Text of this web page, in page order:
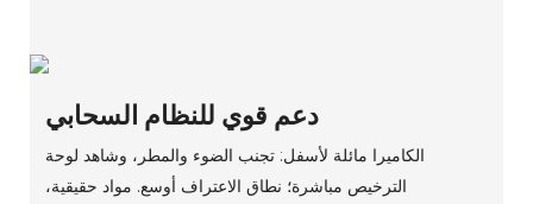
دعم قوي للنظام السحابي
الكاميرا مائلة لأسفل: تجنب الضوء والمطر، وشاهد لوحة
الترخيص مباشرة؛ نطاق الاعتراف أوسع. مواد حقيقية،